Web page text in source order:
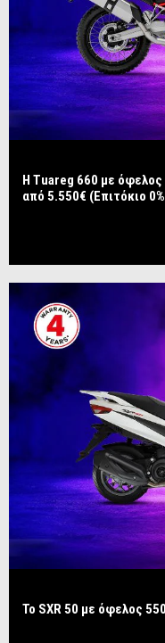
Η Tuareg 660 με όφελος
από 5.550€ (Επιτόκιο
Το SXR 50 με όφελος